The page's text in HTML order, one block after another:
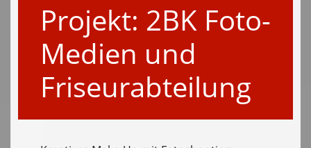
Projekt: 2BK Foto-
Medien und
Friseurabteilung